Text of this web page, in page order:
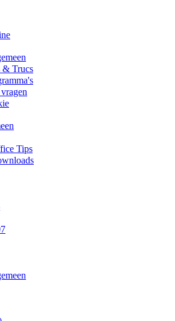
Trucs
Tips